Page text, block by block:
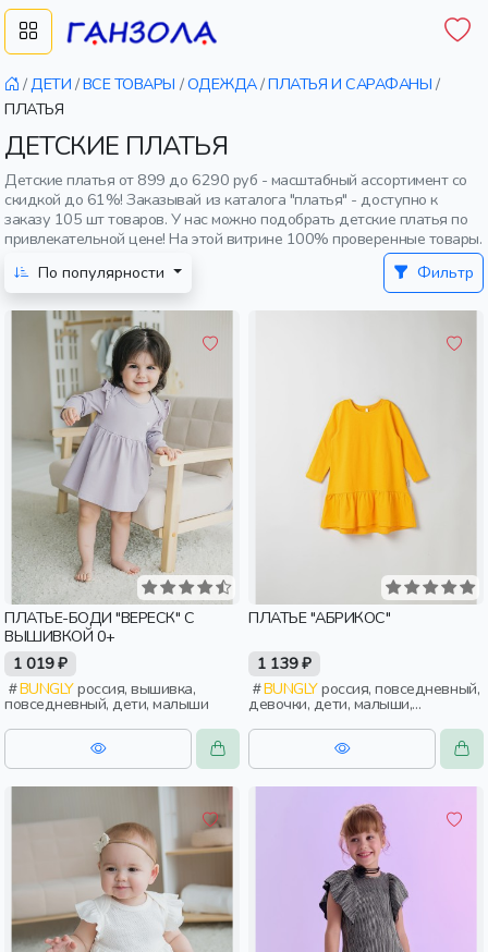
/ДЕТИ /ВСЕ ТОВАРЫ /ОДЕЖДА/ПЛАТЬЯ И САРАФАНЫ /
ПЛАТЬЯ
ДЕТСКИЕ ПЛАТЬЯ
Детские платья от 899 до 6290 руб - масштабный ассортимент со
скидкой до 61%! Заказывай из каталога "платья" - доступно к
заказу 105 шт товаров. У нас можно подобрать детские платья по
привлекательной цене! На этой витрине 100% проверенные товары.
По популярности
Фильтр
ПЛАТЬЕ-БОДИ "ВЕРЕСК" С
ВЫШИВКОЙ 0+
1 019 ₽
BUNGLYроссия, вышивка,
повседневный, дети, малыши
ПЛАТЬЕ "АБРИКОС"
1 139 ₽
BUNGLYроссия, повседневный,
девочки, дети, малыши,